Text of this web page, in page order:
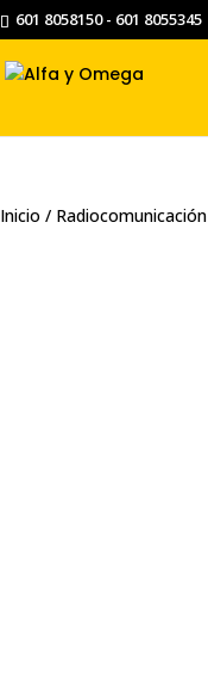
601 8058150 - 601 8055345
Inicio / Radiocomunicación